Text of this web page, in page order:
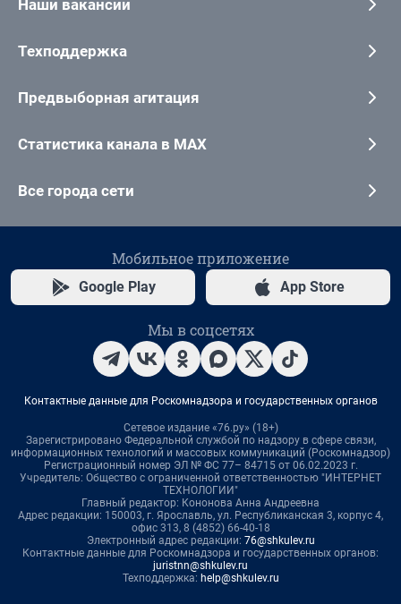
Наши вакансии
Техподдержка
Предвыборная агитация
Статистика канала в MAX
Все города сети
Мобильное приложение
Google Play App Store
Мы в соцсетях
Контактные данные для Роскомнадзора и государственных органов
Сетевое издание «76.ру» (18+)
Зарегистрировано Федеральной службой по надзору в сфере связи,
информационных технологий и массовых коммуникаций (Роскомнадзор)
Регистрационный номер ЭЛ № ФС 77– 84715 от 06.02.2023 г.
Учредитель: Общество с ограниченной ответственностью "ИНТЕРНЕТ
ТЕХНОЛОГИИ"
Главный редактор: Кононова Анна Андреевна
Адрес редакции: 150003, г. Ярославль, ул. Республиканская 3, корпус 4,
офис 313, 8 (4852) 66-40-18
Электронный адрес редакции: 76@shkulev.ru
Контактные данные для Роскомнадзора и государственных органов:
juristnn@shkulev.ru
Техподдержка: help@shkulev.ru